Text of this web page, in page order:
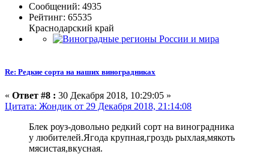
Сообщений: 4935
Рейтинг: 65535
Краснодарский край
Re: Редкие сорта на наших виноградниках
« Ответ #8 : 30 Декабря 2018, 10:29:05 »
Цитата: Жондик от 29 Декабря 2018, 21:14:08
Блек роуз-довольно редкий сорт на виноградника
у любителей.Ягода крупная,гроздь рыхлая,мякоть
мясистая,вкусная.